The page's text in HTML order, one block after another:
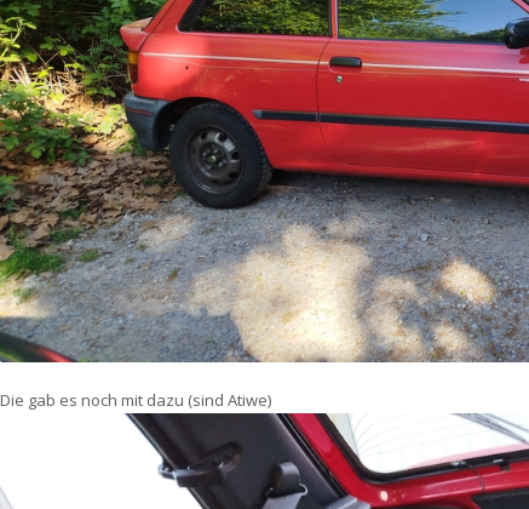
Die gab es noch mit dazu (sind Atiwe)